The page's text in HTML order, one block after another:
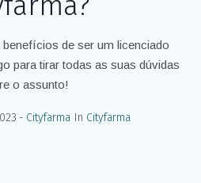
de ser um licenciado
para tirar todas as suas dúvidas
o assunto!
Cityfarma In Cityfarma